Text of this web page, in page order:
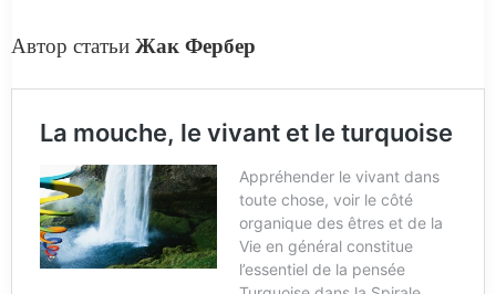
Автор статьи Жак Фербер